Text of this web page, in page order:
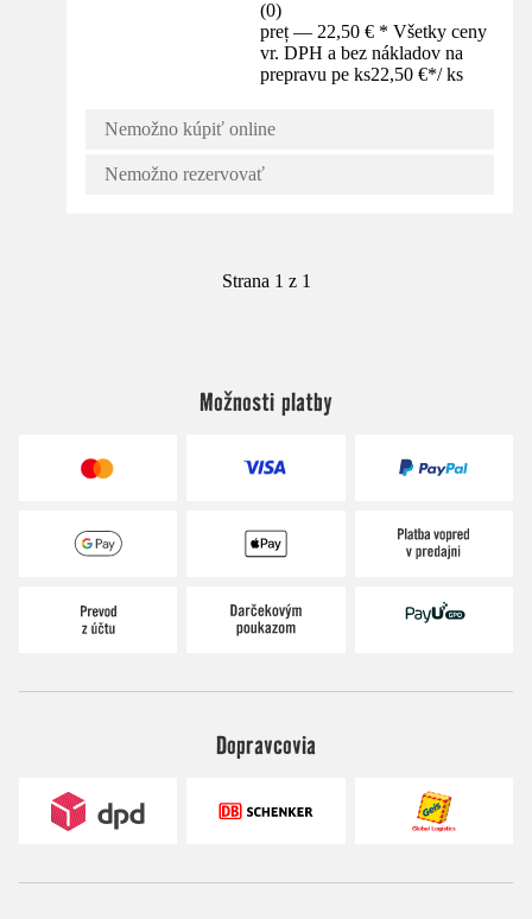
(0)
preț — 22,50 € * Všetky ceny
vr. DPH a bez nákladov na
prepravu pe ks22,50 €*/ ks
Nemožno kúpiť online
Nemožno rezervovať
Strana 1 z 1
Možnosti platby
Dopravcovia